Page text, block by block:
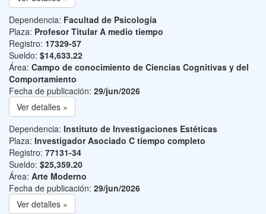
Dependencia: Facultad de Psicología
Plaza: Profesor Titular A medio tiempo
Registro: 17329-57
Sueldo: $14,633.22
Área: Campo de conocimiento de Ciencias Cognitivas y del
Comportamiento
Fecha de publicación: 29/jun/2026
Ver detalles »
Dependencia: Instituto de Investigaciones Estéticas
Plaza: Investigador Asociado C tiempo completo
Registro: 77131-34
Sueldo: $25,359.20
Área: Arte Moderno
Fecha de publicación: 29/jun/2026
Ver detalles »